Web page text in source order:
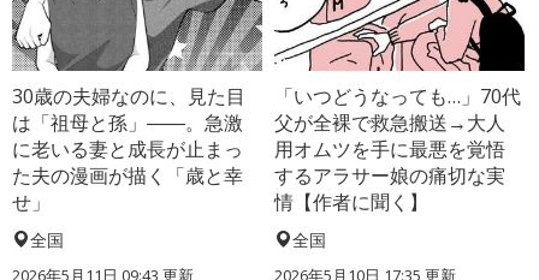
30歳の夫婦なのに、見た目
は「祖母と孫」――。急激
に老いる妻と成長が止まっ
た夫の漫画が描く「歳と幸
せ」
全国
2026年5月11日 09:43 更新
「いつどうなっても…」70代
父が全裸で救急搬送→大人
用オムツを手に最悪を覚悟
するアラサー娘の痛切な実
情【作者に聞く】
全国
2026年5月10日 17:35 更新